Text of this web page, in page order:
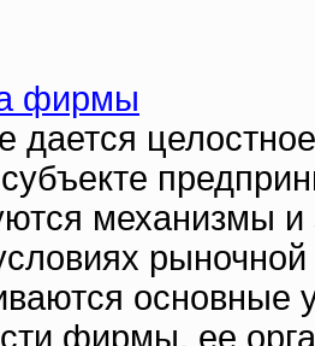
фирмы
дается
механизмы
рыночной
основные
фирмы, ее